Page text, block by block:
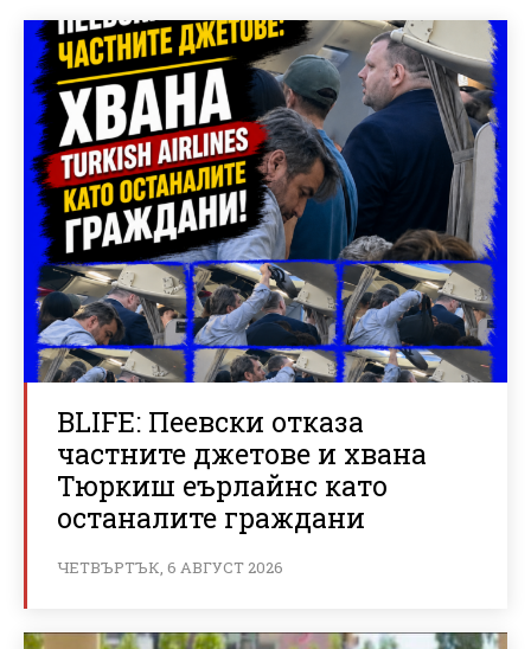
BLIFE: Пеевски отказа
частните джетове и хвана
Тюркиш еърлайнс като
останалите граждани
ЧЕТВЪРТЪК, 6 АВГУСТ 2026